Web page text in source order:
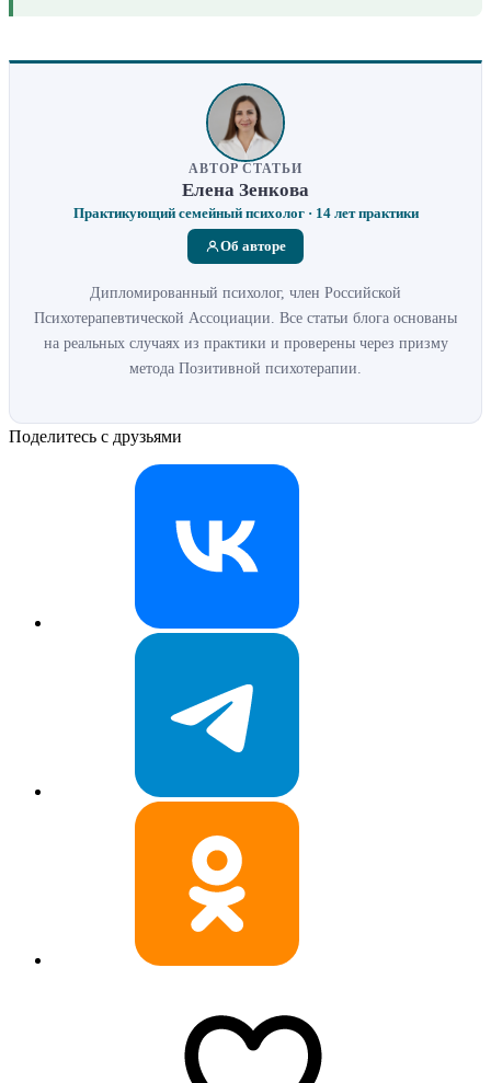
АВТОР СТАТЬИ
Елена Зенкова
Практикующий семейный психолог · 14 лет практики
Об авторе
Дипломированный психолог, член Российской
Психотерапевтической Ассоциации. Все статьи блога основаны
на реальных случаях из практики и проверены через призму
метода Позитивной психотерапии.
Поделитесь с друзьями